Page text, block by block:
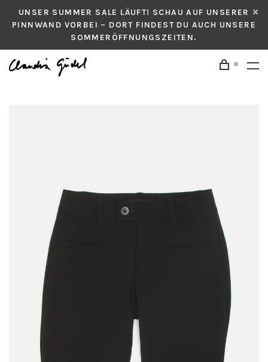
UNSER SUMMER SALE LÄUFT! SCHAU AUF UNSERER
PINNWAND VORBEI – DORT FINDEST DU AUCH UNSERE
SOMMERÖFFNUNGSZEITEN.
0